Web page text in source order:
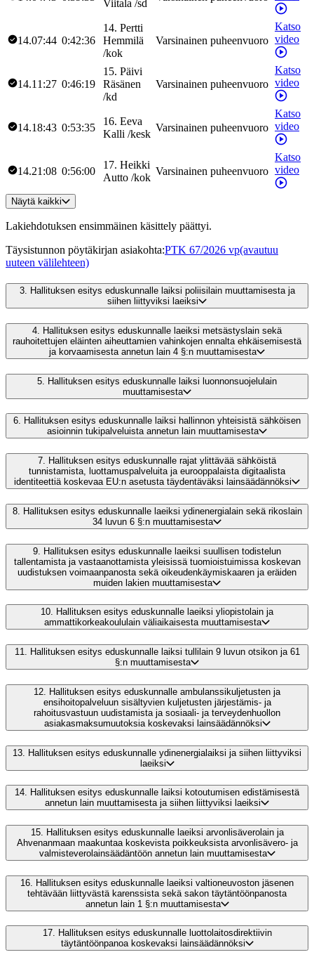
Viitala /sd
14.07:44 0:42:36
14. Pertti
Hemmilä
/kok
Varsinainen puheenvuoro
Katso
video
14.11:27 0:46:19
15. Päivi
Räsänen
/kd
Varsinainen puheenvuoro
Katso
video
14.18:43 0:53:35
16. Eeva
Kalli /kesk
Varsinainen puheenvuoro
Katso
video
14.21:08 0:56:00
17. Heikki
Autto /kok
Varsinainen puheenvuoro
Katso
video
Näytä kaikki
Lakiehdotuksen ensimmäinen käsittely päättyi.
Täysistunnon pöytäkirjan asiakohta:PTK 67/2026 vp(avautuu
uuteen välilehteen)
3. Hallituksen esitys eduskunnalle laiksi poliisilain muuttamisesta ja
siihen liittyviksi laeiksi
4. Hallituksen esitys eduskunnalle laeiksi metsästyslain sekä
rauhoitettujen eläinten aiheuttamien vahinkojen ennalta ehkäisemisestä
ja korvaamisesta annetun lain 4 §:n muuttamisesta
5.
Hallituksen esitys eduskunnalle laiksi luonnonsuojelulain
muuttamisesta
6. Hallituksen esitys eduskunnalle laiksi hallinnon yhteisistä sähköisen
asioinnin tukipalveluista annetun lain muuttamisesta
7. Hallituksen esitys eduskunnalle rajat ylittävää sähköistä
tunnistamista, luottamuspalveluita ja eurooppalaista digitaalista
identiteettiä koskevaa EU:n asetusta täydentäväksi lainsäädännöksi
8.
Hallituksen esitys eduskunnalle laeiksi ydinenergialain sekä rikoslain
34 luvun 6 §:n muuttamisesta
9. Hallituksen esitys eduskunnalle laeiksi suullisen todistelun
tallentamista ja vastaanottamista yleisissä tuomioistuimissa koskevan
uudistuksen voimaanpanosta sekä oikeudenkäymiskaaren ja eräiden
muiden lakien muuttamisesta
10. Hallituksen esitys eduskunnalle laeiksi yliopistolain ja
ammattikorkeakoululain väliaikaisesta muuttamisesta
11. Hallituksen esitys eduskunnalle laiksi tullilain 9 luvun otsikon ja 61
§:n muuttamisesta
12.
Hallituksen esitys eduskunnalle ambulanssikuljetusten ja
ensihoitopalveluun sisältyvien kuljetusten järjestämis- ja
rahoitusvastuun uudistamista ja sosiaali- ja terveydenhuollon
asiakasmaksumuutoksia koskevaksi lainsäädännöksi
13. Hallituksen esitys eduskunnalle ydinenergialaiksi ja siihen liittyviksi
laeiksi
14. Hallituksen esitys eduskunnalle laiksi kotoutumisen edistämisestä
annetun lain muuttamisesta ja siihen liittyviksi laeiksi
15.
Hallituksen esitys eduskunnalle laeiksi arvonlisäverolain ja
Ahvenanmaan maakuntaa koskevista poikkeuksista arvonlisävero- ja
valmisteverolainsäädäntöön annetun lain muuttamisesta
16. Hallituksen esitys eduskunnalle laeiksi valtioneuvoston jäsenen
tehtävään liittyvästä karenssista sekä sakon täytäntöönpanosta
annetun lain 1 §:n muuttamisesta
17. Hallituksen esitys eduskunnalle luottolaitosdirektiivin
täytäntöönpanoa koskevaksi lainsäädännöksi